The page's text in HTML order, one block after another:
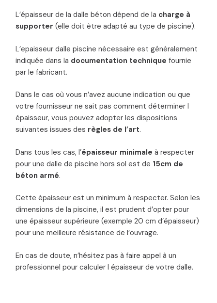
L’épaisseur de la dalle béton dépend de la charge à
supporter (elle doit être adapté au type de piscine).
L’epaisseur dalle piscine nécessaire est généralement
indiquée dans la documentation technique fournie
par le fabricant.
Dans le cas où vous n’avez aucune indication ou que
votre fournisseur ne sait pas comment déterminer l
épaisseur, vous pouvez adopter les dispositions
suivantes issues des règles de l’art.
Dans tous les cas, l’épaisseur minimale à respecter
pour une dalle de piscine hors sol est de 15cm de
béton armé.
Cette épaisseur est un minimum à respecter. Selon les
dimensions de la piscine, il est prudent d’opter pour
une épaisseur supérieure (exemple 20 cm d’épaisseur)
pour une meilleure résistance de l’ouvrage.
En cas de doute, n’hésitez pas à faire appel à un
professionnel pour calculer l épaisseur de votre dalle.